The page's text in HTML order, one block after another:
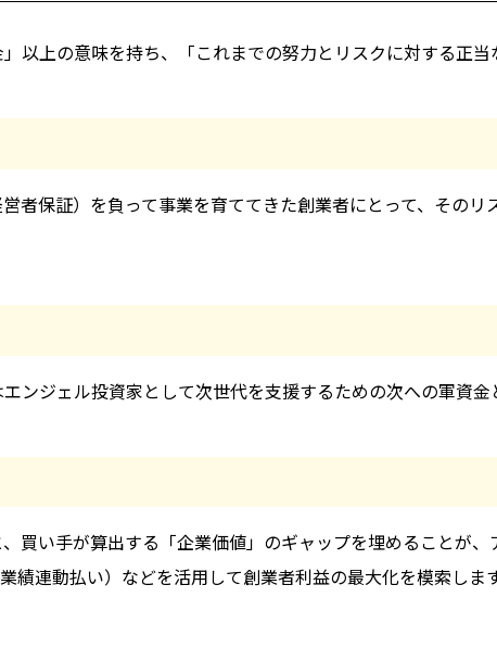
以上の意味を持ち、「これまでの努力とリスクに対する正当
者保証）を負って事業を育ててきた創業者にとって、その
ンジェル投資家として次世代を支援するための次への軍資金
買い手が算出する「企業価値」のギャップを埋めることが
連動払い）などを活用して創業者利益の最大化を模索します